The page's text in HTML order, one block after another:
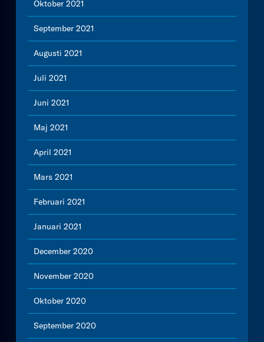
Oktober 2021
September 2021
Augusti 2021
Juli 2021
Juni 2021
Maj 2021
April 2021
Mars 2021
Februari 2021
Januari 2021
December 2020
November 2020
Oktober 2020
September 2020